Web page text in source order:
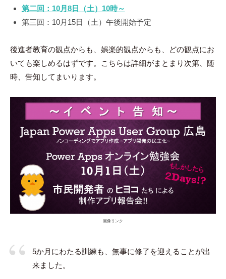
第二回：10月8日（土）10時～
第三回：10月15日（土）午後開始予定
後進者教育の観点からも、娯楽的観点からも、どの観点にお
いても楽しめるはずです。こちらは詳細がまとまり次第、随
時、告知してまいります。
画像リンク
5か月にわたる訓練も、無事に修了を迎えることが出
来ました。